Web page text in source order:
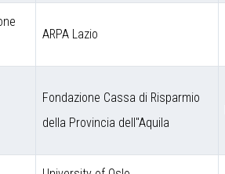
ARPA Lazio
Fondazione Cassa di Risparmio
della Provincia dell''Aquila